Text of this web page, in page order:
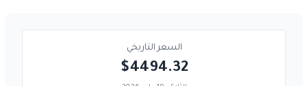
السعر التاريخي
$4494.32